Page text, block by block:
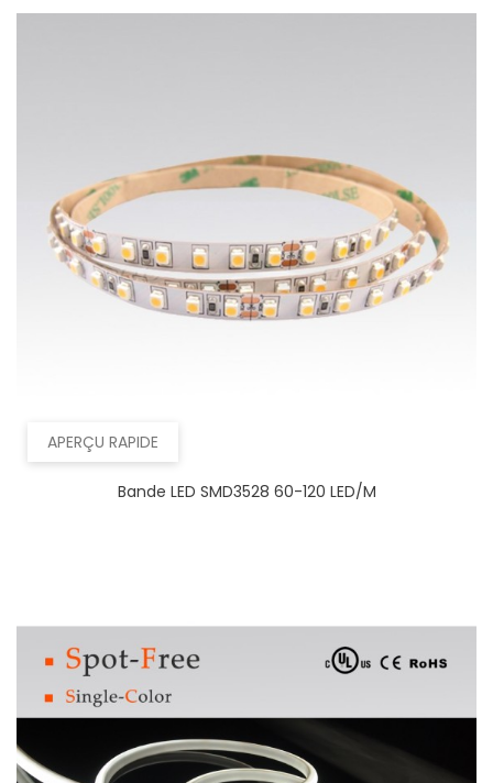
APERÇU RAPIDE
Bande LED SMD3528 60-120 LED/m